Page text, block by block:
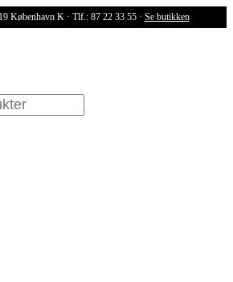
København K · Tlf.: 87 22 33 55 · Se butikken